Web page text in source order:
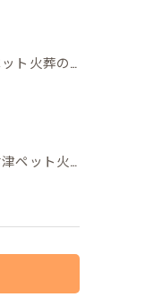
市原市訪問ペット火葬の安心サポート
最高品質の君津ペット火葬が叶える心安らぐ別れ